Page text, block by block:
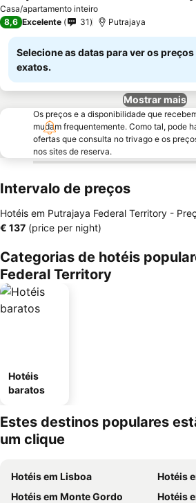
Casa/apartamento inteiro
8,6 Excelente 31 Putrajaya
Selecione as datas para ver os preços
exatos.
Mostrar mais
Os preços e a disponibilidade que
mudam frequentemente. Como tal, pode
ofertas que consulta no trivago e os
nos sites de reserva.
Intervalo de preços
Hotéis em Putrajaya Federal Territory -
‎€ 137 (price per night)
Categorias de hotéis
Federal Territory
Hotéis
baratos
Estes destinos populares
um clique
Hotéis em Lisboa
Hotéis
Hotéis em Monte Gordo
Hotéis